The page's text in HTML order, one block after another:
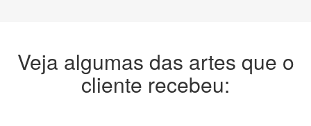
Veja algumas das artes que o
cliente recebeu: